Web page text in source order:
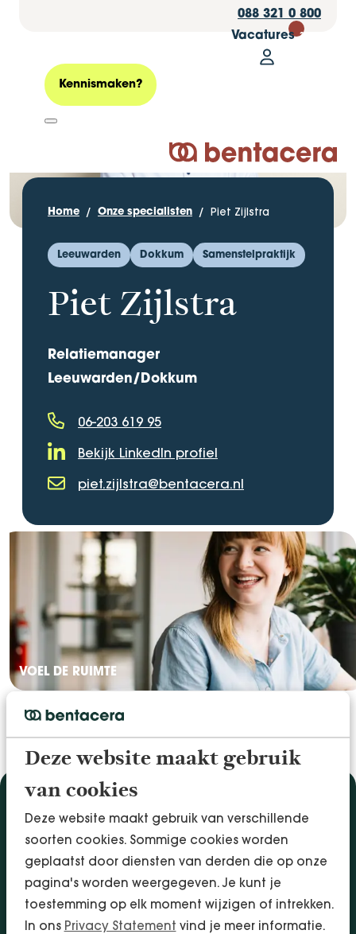
Deze website maakt gebruik
van cookies
Deze website maakt gebruik van verschillende
soorten cookies. Sommige cookies worden
geplaatst door diensten van derden die op onze
pagina's worden weergegeven. Je kunt je
toestemming op elk moment wijzigen of intrekken.
In ons Privacy Statement vind je meer informatie.
088 321 0 800
Vacatures 30
Mijn
Logo Bentacera
Kennismaken?
Home Onze specialisten Piet Zijlstra
Leeuwarden Dokkum Samenstelpraktijk
Piet Zijlstra
Relatiemanager
Leeuwarden/Dokkum
Telefoonnummer
06-203 619 95
LinkedIn Profiel
Bekijk LinkedIn profiel
piet.zijlstra@bentacera.nl
VOEL DE RUIMTE
Accountancy & Administratie
Audit & Assurance
Arbo & Verzuim
Bedrijfsadvies
Belastingadvies